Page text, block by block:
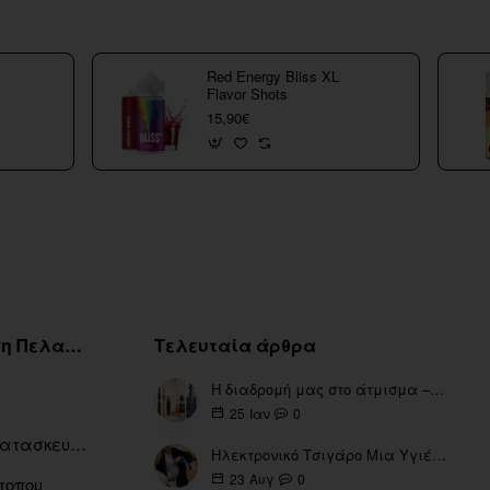
Red Energy Bliss XL
Flavor Shots
15,90€
Εξυπηρέτηση Πελατών
Ευρετήριο Κατασκευαστών
Τελευταία άρθρα
Η διαδρομή μας στο άτμισμα – Από τα πρώτα eGo έως τη σύγχρονη εποχή
25 Ιαν 0
Ηλεκτρονικό Τσιγάρο Μια Υγιέστερη Επιλογή
23 Αυγ 0